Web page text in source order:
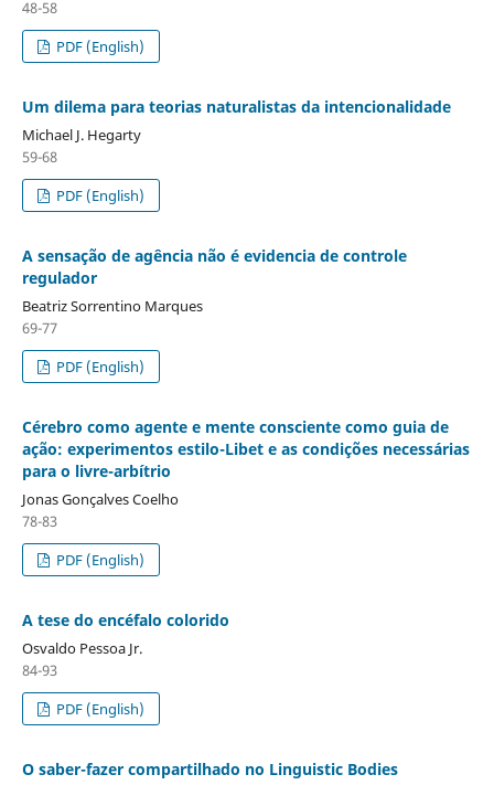
48-58
PDF (English)
Um dilema para teorias naturalistas da intencionalidade
Michael J. Hegarty
59-68
PDF (English)
A sensação de agência não é evidencia de controle
regulador
Beatriz Sorrentino Marques
69-77
PDF (English)
Cérebro como agente e mente consciente como guia de
ação: experimentos estilo-Libet e as condições necessárias
para o livre-arbítrio
Jonas Gonçalves Coelho
78-83
PDF (English)
A tese do encéfalo colorido
Osvaldo Pessoa Jr.
84-93
PDF (English)
O saber-fazer compartilhado no Linguistic Bodies